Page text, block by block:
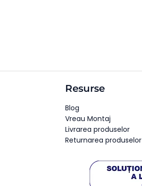
Resurse
Blog
Vreau Montaj
Livrarea produselor
Returnarea produselor